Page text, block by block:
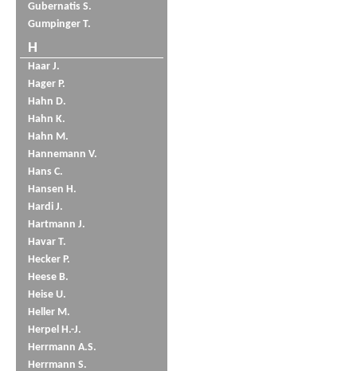
Gubernatis S.
Gumpinger T.
H
Haar J.
Hager P.
Hahn D.
Hahn K.
Hahn M.
Hannemann V.
Hans C.
Hansen H.
Hardi J.
Hartmann J.
Havar T.
Hecker P.
Heese B.
Heise U.
Heller M.
Herpel H.-J.
Herrmann A.S.
Herrmann S.